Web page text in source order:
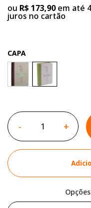
ou R$ 173,90 em até
juros no cartão
CAPA
- +